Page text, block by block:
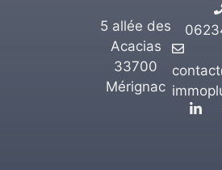
5 allée des
Acacias
33700
Mérignac